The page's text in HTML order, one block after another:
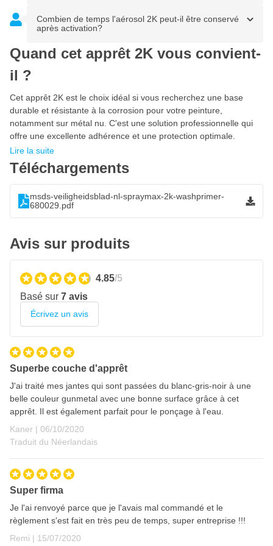
final professionnel.
Poncez la surface
Dégraissez et dépoussiérez avant l'application
Secouez bien le bidon pendant 2 minutes. Retirez le bouton-
poussoir rouge du capuchon et placez-le directement sur la
soupape située au bas de l'aérosol. Appuyez ensuite
vigoureusement et secouez le vaporisateur pendant deux
peut être appliqué dans les 48 heures qui suivent. En
fonction de facteurs environnementaux (température), cela
peut aussi être plus ou moins de temps.
Distance de pulvérisation: 10 à 15 cm
Un jet lisse correspond à une épaisseur de couche sèche
d’environ 15 microns
Temps d'évaporation entre les couches: 5 minutes
Temps de séchage
Les temps de séchage suivants sont basés sur une
température ambiante de 20 ° C.
Epaisseur de couche sèche: 1 couche correspond à environ
15 micromètres, 2 couches d'environ 30 micromètres
Touchable: 1 couche 10 min; 2 couches 25 minutes
Pulvérisable: 1 couche 15 minutes; 2 couches 35 minutes
Finition
hydro, des peintures apprêts ou mastics à base d'époxy ou
polyuréthane.
Combien de temps l'aérosol 2K peut-il être conservé
après activation?
Quand cet apprêt 2K vous convient-
il ?
Cet apprêt 2K est le choix idéal si vous recherchez une base
durable et résistante à la corrosion pour votre peinture,
notamment sur métal nu. C'est une solution professionnelle qui
offre une excellente adhérence et une protection optimale.
Lire la suite
Téléchargements
msds-veiligheidsblad-nl-spraymax-2k-washprimer-
680029.pdf
Avis sur produits
4.85/5
Basé sur 7 avis
Écrivez un avis
Superbe couche d'apprêt
J'ai traité mes jantes qui sont passées du blanc-gris-noir à une
belle couleur gunmetal avec une bonne surface grâce à cet
apprêt. Il est également parfait pour le ponçage à l'eau.
Kaner | 6 octobre 2020
06/10/2020
Traduit du Néerlandais
Super firma
Je l'ai renvoyé parce que je l'avais mal commandé et le
règlement s'est fait en très peu de temps, super entreprise !!!
Remi | 15 juillet 2020
15/07/2020